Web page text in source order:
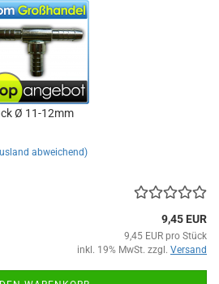
Ø 11-12mm
abweichend)
9,45 EUR
9,45 EUR pro Stück
inkl. 19% MwSt. zzgl. Versand